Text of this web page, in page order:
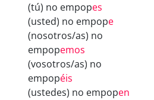
(tú) no empopes
(usted) no empope
(nosotros/as) no
empopemos
(vosotros/as) no
empopéis
(ustedes) no empopen